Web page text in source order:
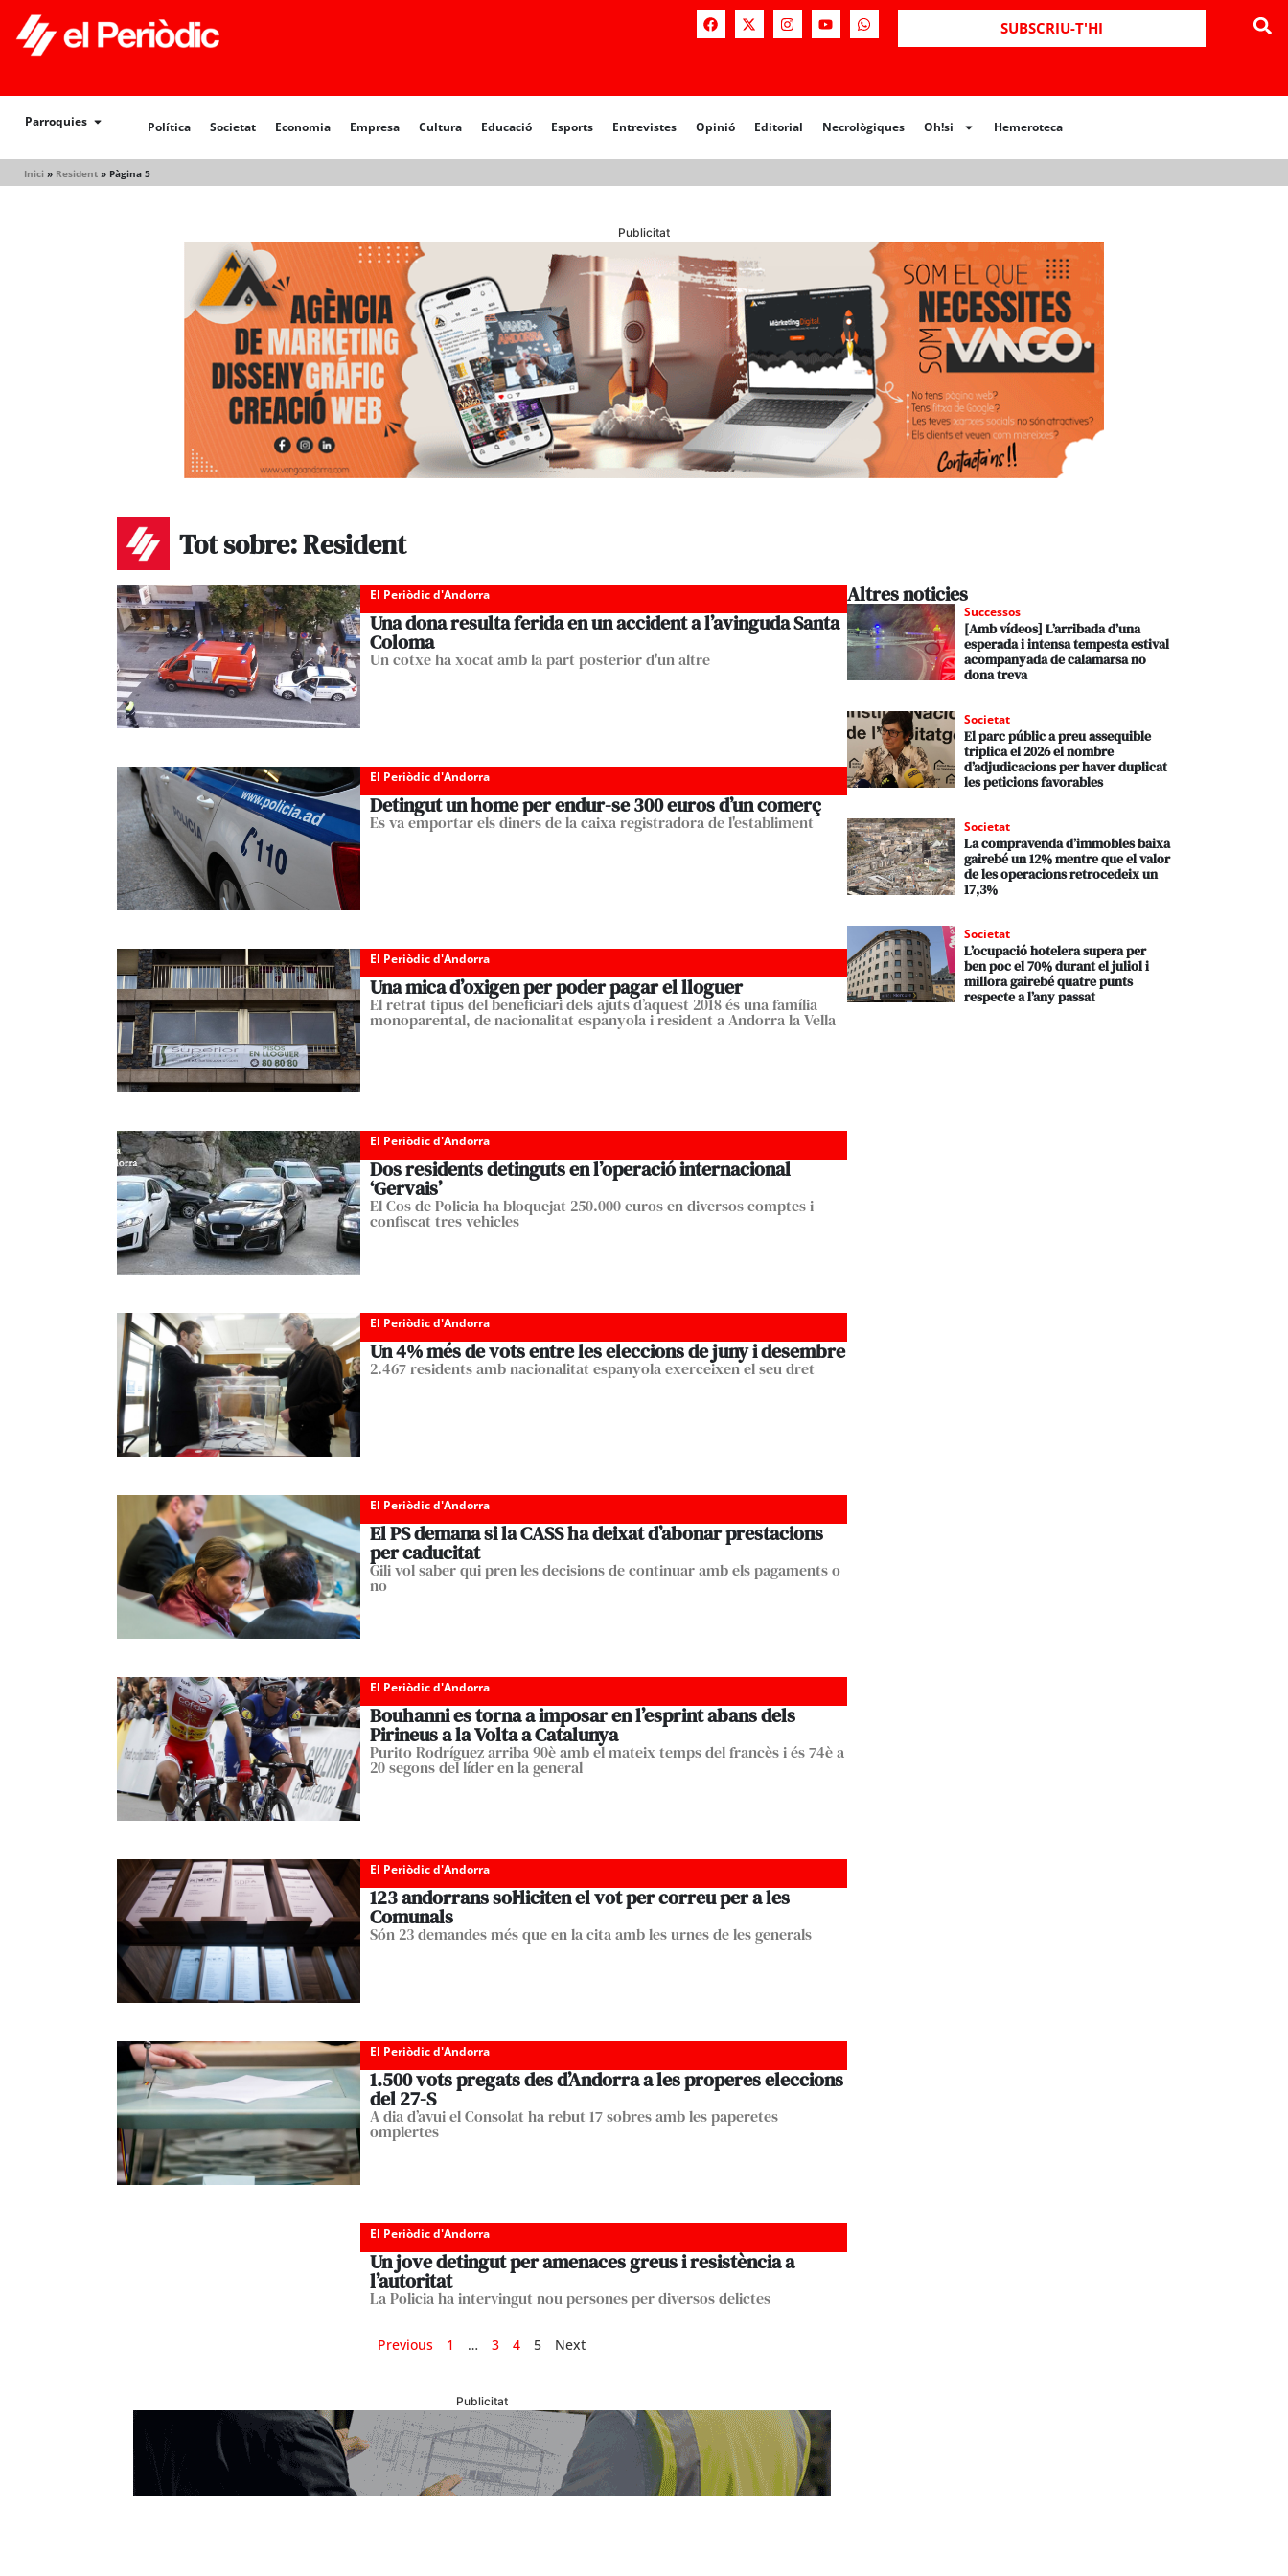
SUBSCRIU-T'HI
Parroquies Política Societat Economia Empresa Cultura Educació Esports Entrevistes Opinió Editorial Necrològiques Oh!si Hemeroteca
Inici » Resident » Pàgina 5
Política Societat Opinió Editorial Necrològiques Hemeroteca
Publicitat
Tot sobre: Resident
El Periòdic d'Andorra
Una dona resulta ferida en un accident a l’avinguda Santa
Coloma
Un cotxe ha xocat amb la part posterior d'un altre
El Periòdic d'Andorra
Detingut un home per endur-se 300 euros d’un comerç
Es va emportar els diners de la caixa registradora de l'establiment
El Periòdic d'Andorra
Una mica d’oxigen per poder pagar el lloguer
El retrat tipus del beneficiari dels ajuts d’aquest 2018 és una família
monoparental, de nacionalitat espanyola i resident a Andorra la Vella
El Periòdic d'Andorra
Dos residents detinguts en l’operació internacional
‘Gervais’
El Cos de Policia ha bloquejat 250.000 euros en diversos comptes i
confiscat tres vehicles
El Periòdic d'Andorra
Un 4% més de vots entre les eleccions de juny i desembre
2.467 residents amb nacionalitat espanyola exerceixen el seu dret
El Periòdic d'Andorra
El PS demana si la CASS ha deixat d’abonar prestacions
per caducitat
Gili vol saber qui pren les decisions de continuar amb els pagaments o
no
El Periòdic d'Andorra
Bouhanni es torna a imposar en l’esprint abans dels
Pirineus a la Volta a Catalunya
Purito Rodríguez arriba 90è amb el mateix temps del francès i és 74è a
20 segons del líder en la general
El Periòdic d'Andorra
123 andorrans sol·liciten el vot per correu per a les
Comunals
Són 23 demandes més que en la cita amb les urnes de les generals
El Periòdic d'Andorra
1.500 vots pregats des d’Andorra a les properes eleccions
del 27-S
A dia d’avui el Consolat ha rebut 17 sobres amb les paperetes
omplertes
El Periòdic d'Andorra
Un jove detingut per amenaces greus i resistència a
l’autoritat
La Policia ha intervingut nou persones per diversos delictes
Previous 1 … 3 4 5 Next
Publicitat
Altres noticies
Successos
[Amb vídeos] L’arribada d’una
esperada i intensa tempesta estival
acompanyada de calamarsa no
dona treva
Societat
El parc públic a preu assequible
triplica el 2026 el nombre
d’adjudicacions per haver duplicat
les peticions favorables
Societat
La compravenda d’immobles baixa
gairebé un 12% mentre que el valor
de les operacions retrocedeix un
17,3%
Societat
L’ocupació hotelera supera per
ben poc el 70% durant el juliol i
millora gairebé quatre punts
respecte a l’any passat